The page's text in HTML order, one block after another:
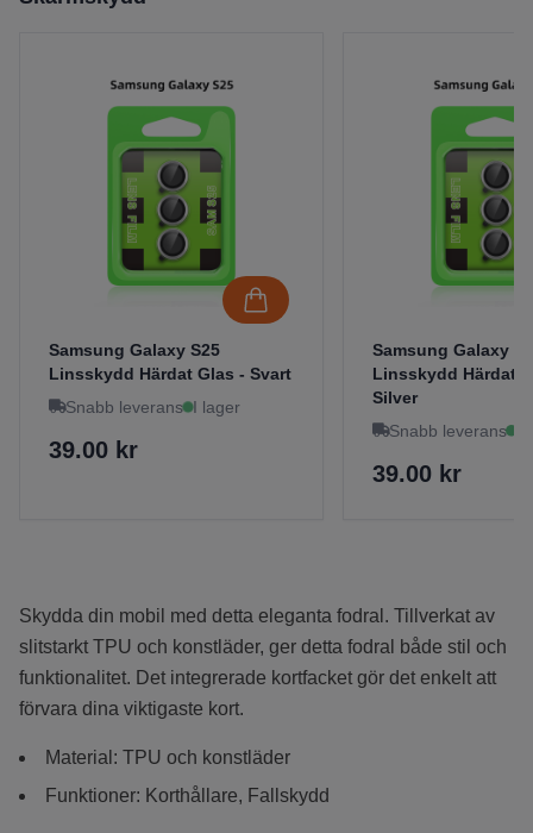
Samsung Galaxy S25
Linsskydd Härdat Glas - Svart
Snabb leverans I lager
39.00 kr
Samsung Galaxy
Linsskydd Härdat
Silver
Snabb leverans
39.00 kr
Skydda din mobil med detta eleganta fodral. Tillverkat av
slitstarkt TPU och konstläder, ger detta fodral både stil och
funktionalitet. Det integrerade kortfacket gör det enkelt att
förvara dina viktigaste kort.
Material: TPU och konstläder
Funktioner: Korthållare, Fallskydd